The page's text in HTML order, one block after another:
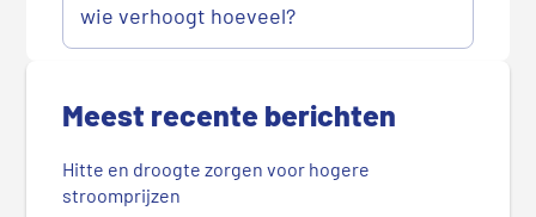
wie verhoogt hoeveel?
Meest recente berichten
Hitte en droogte zorgen voor hogere
stroomprijzen